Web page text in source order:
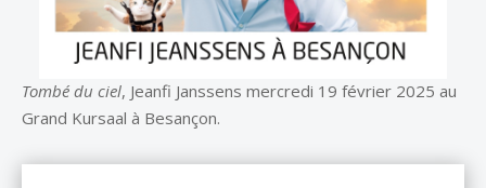
Tombé du ciel, Jeanfi Janssens mercredi 19 février 2025 au
Grand Kursaal à Besançon.